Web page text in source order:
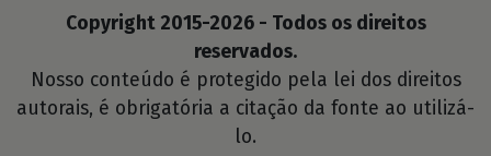
Copyright 2015-2026 - Todos os direitos
reservados.
Nosso conteúdo é protegido pela lei dos direitos
autorais, é obrigatória a citação da fonte ao utilizá-
lo.